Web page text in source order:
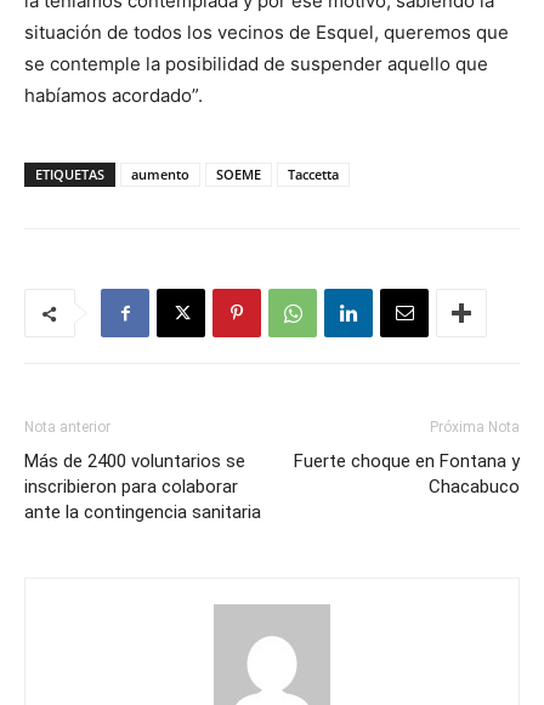
situación de todos los vecinos de Esquel, queremos que
se contemple la posibilidad de suspender aquello que
habíamos acordado”.
ETIQUETAS aumento SOEME Taccetta
Nota anterior
Más de 2400 voluntarios se
inscribieron para colaborar
ante la contingencia sanitaria
Próxima Nota
Fuerte choque en Fontana y
Chacabuco